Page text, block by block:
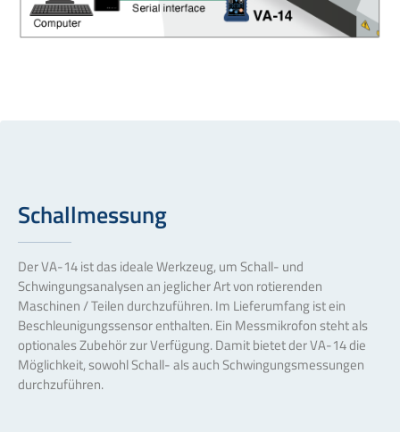
Schallmessung
Der VA-14 ist das ideale Werkzeug, um Schall- und
Schwingungsanalysen an jeglicher Art von rotierenden
Maschinen / Teilen durchzuführen. Im Lieferumfang ist ein
Beschleunigungssensor enthalten. Ein Messmikrofon steht als
optionales Zubehör zur Verfügung. Damit bietet der VA-14 die
Möglichkeit, sowohl Schall- als auch Schwingungsmessungen
durchzuführen.